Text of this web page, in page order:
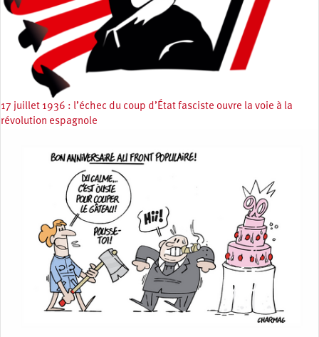
17 juillet 1936 : l’échec du coup d’État fasciste ouvre la voie à la
révolution espagnole